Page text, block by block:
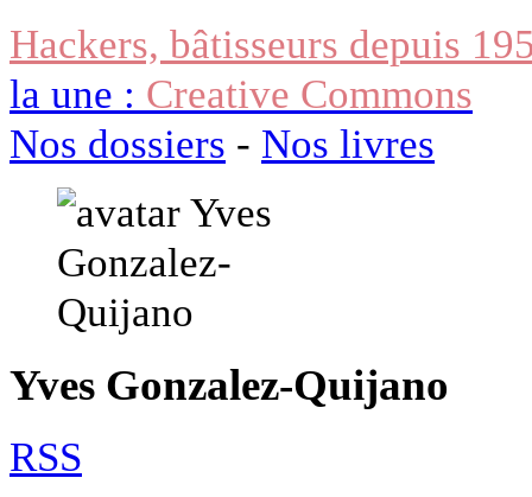
Hackers, bâtisseurs depuis
la une : Creative Commons
Nos dossiers - Nos livres
Yves Gonzalez-Quijano
RSS